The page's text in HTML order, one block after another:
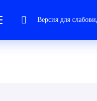
Версия для